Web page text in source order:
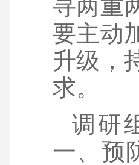
寻两重
要主动
升级，
求。
调研
一、预